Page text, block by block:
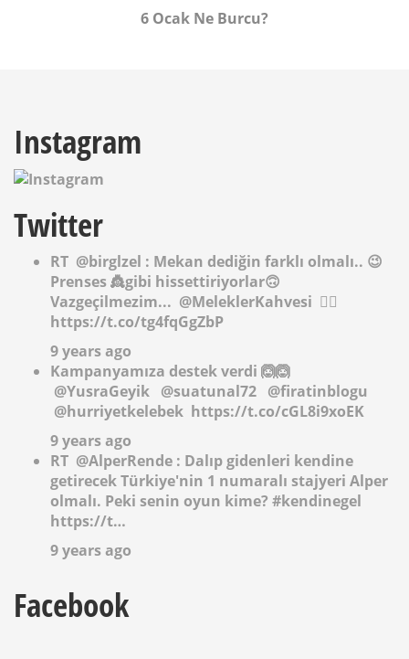
6 Ocak Ne Burcu?
Instagram
Twitter
RT @birglzel : Mekan dediğin farklı olmalı.. 😉
Prenses 👸gibi hissettiriyorlar🙃
Vazgeçilmezim... @MeleklerKahvesi ✌🏻
https://t.co/tg4fqGgZbP
9 years ago
Kampanyamıza destek verdi 🙆🙆
@YusraGeyik @suatunal72 @firatinblogu
@hurriyetkelebek https://t.co/cGL8i9xoEK
9 years ago
RT @AlperRende : Dalıp gidenleri kendine
getirecek Türkiye'nin 1 numaralı stajyeri Alper
olmalı. Peki senin oyun kime? #kendinegel
https://t…
9 years ago
Facebook